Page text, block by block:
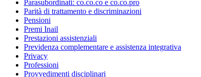
Parasubordinati: co.co.co e co.co.pro
Parità di trattamento e discriminazioni
Pensioni
Premi Inail
Prestazioni assistenziali
Previdenza complementare e assistenza integrativa
Privacy
Professioni
Provvedimenti disciplinari